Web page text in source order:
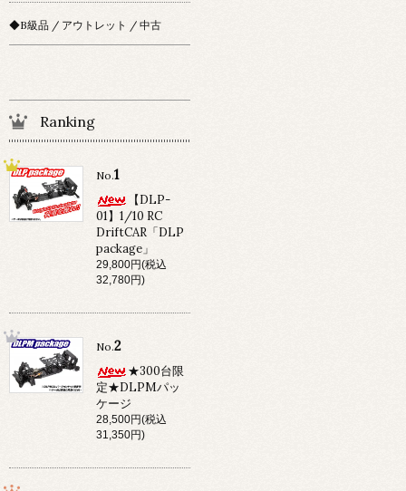
◆B級品 / アウトレット / 中古
Ranking
No.1
【DLP-
01】1/10 RC
DriftCAR「DLP
package」
29,800円(税込
32,780円)
No.2
★300台限
定★DLPMパッ
ケージ
28,500円(税込
31,350円)